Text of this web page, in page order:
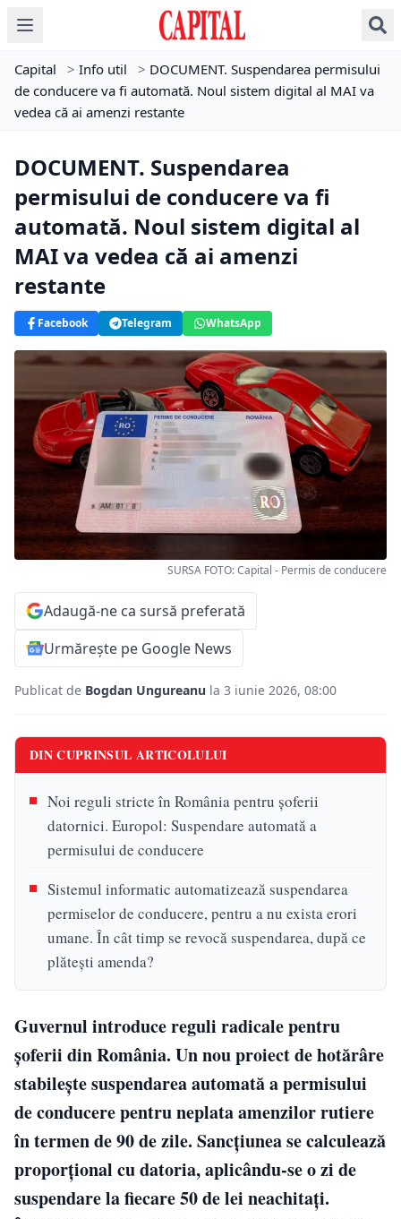
Capital > Info util > DOCUMENT. Suspendarea permisului
de conducere va fi automată. Noul sistem digital al MAI va
vedea că ai amenzi restante
DOCUMENT. Suspendarea
permisului de conducere va fi
automată. Noul sistem digital al
MAI va vedea că ai amenzi
restante
Facebook Telegram WhatsApp
SURSA FOTO: Capital - Permis de conducere
Adaugă-ne ca sursă preferată
Urmărește pe Google News
Publicat de Bogdan Ungureanu la 3 iunie 2026, 08:00
DIN CUPRINSUL ARTICOLULUI
Noi reguli stricte în România pentru șoferii
datornici. Europol: Suspendare automată a
permisului de conducere
Sistemul informatic automatizează suspendarea
permiselor de conducere, pentru a nu exista erori
umane. În cât timp se revocă suspendarea, după ce
plătești amenda?
Guvernul introduce reguli radicale pentru
șoferii din România. Un nou proiect de hotărâre
stabilește suspendarea automată a permisului
de conducere pentru neplata amenzilor rutiere
în termen de 90 de zile. Sancțiunea se calculează
proporțional cu datoria, aplicându-se o zi de
suspendare la fiecare 50 de lei neachitați.